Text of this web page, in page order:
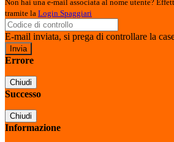
Non hai una e-mail associata al nome utente?
tramite la Login Spaggiari
E-mail inviata, si prega di controllare la
Errore
Chiudi
Successo
Chiudi
Informazione